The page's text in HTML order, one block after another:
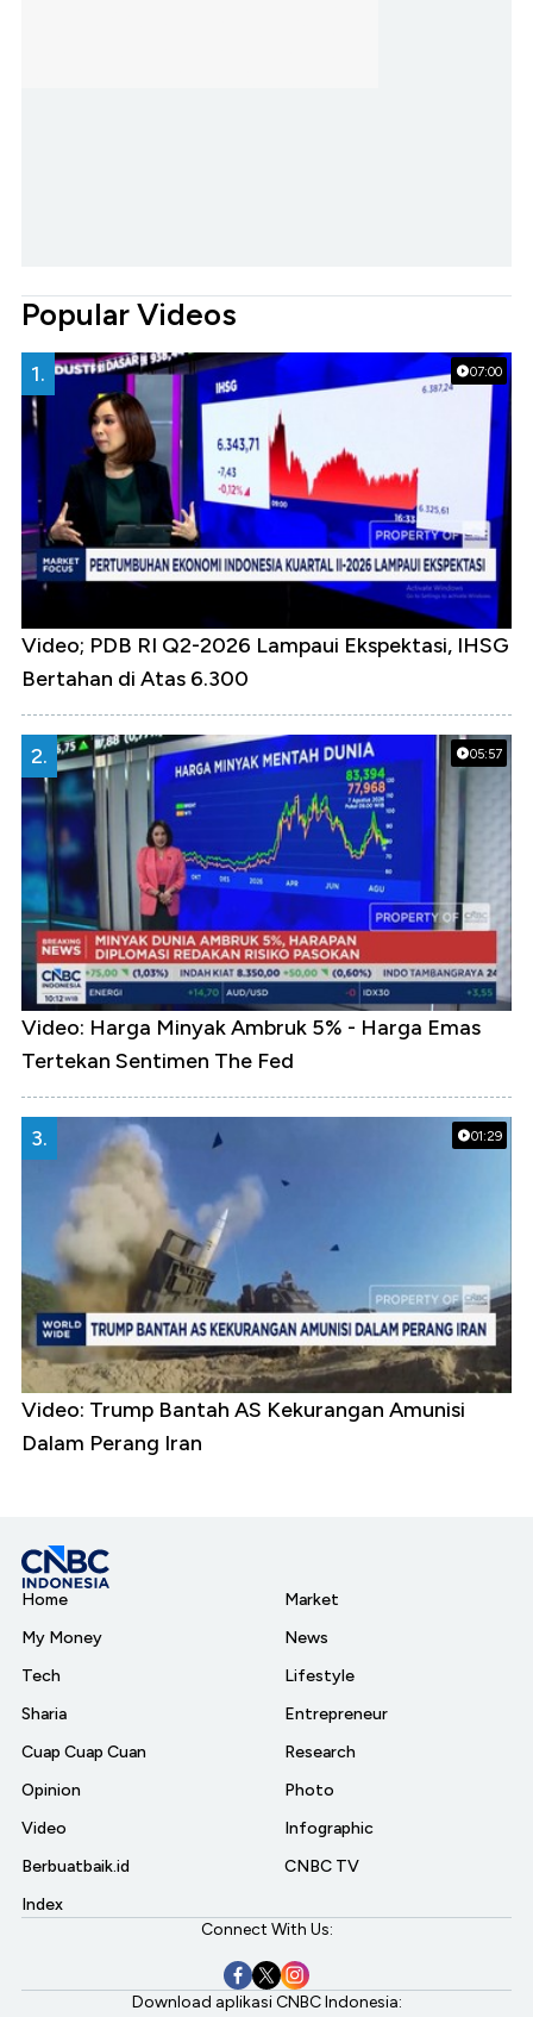
Popular Videos
07:00
1.
Video; PDB RI Q2-2026 Lampaui Ekspektasi, IHSG
Bertahan di Atas 6.300
05:57
2.
Video: Harga Minyak Ambruk 5% - Harga Emas
Tertekan Sentimen The Fed
01:29
3.
Video: Trump Bantah AS Kekurangan Amunisi
Dalam Perang Iran
Home
My Money
Tech
Sharia
Cuap Cuap Cuan
Opinion
Video
Berbuatbaik.id
Index
Market
News
Lifestyle
Entrepreneur
Research
Photo
Infographic
CNBC TV
Connect With Us:
Download aplikasi CNBC Indonesia: